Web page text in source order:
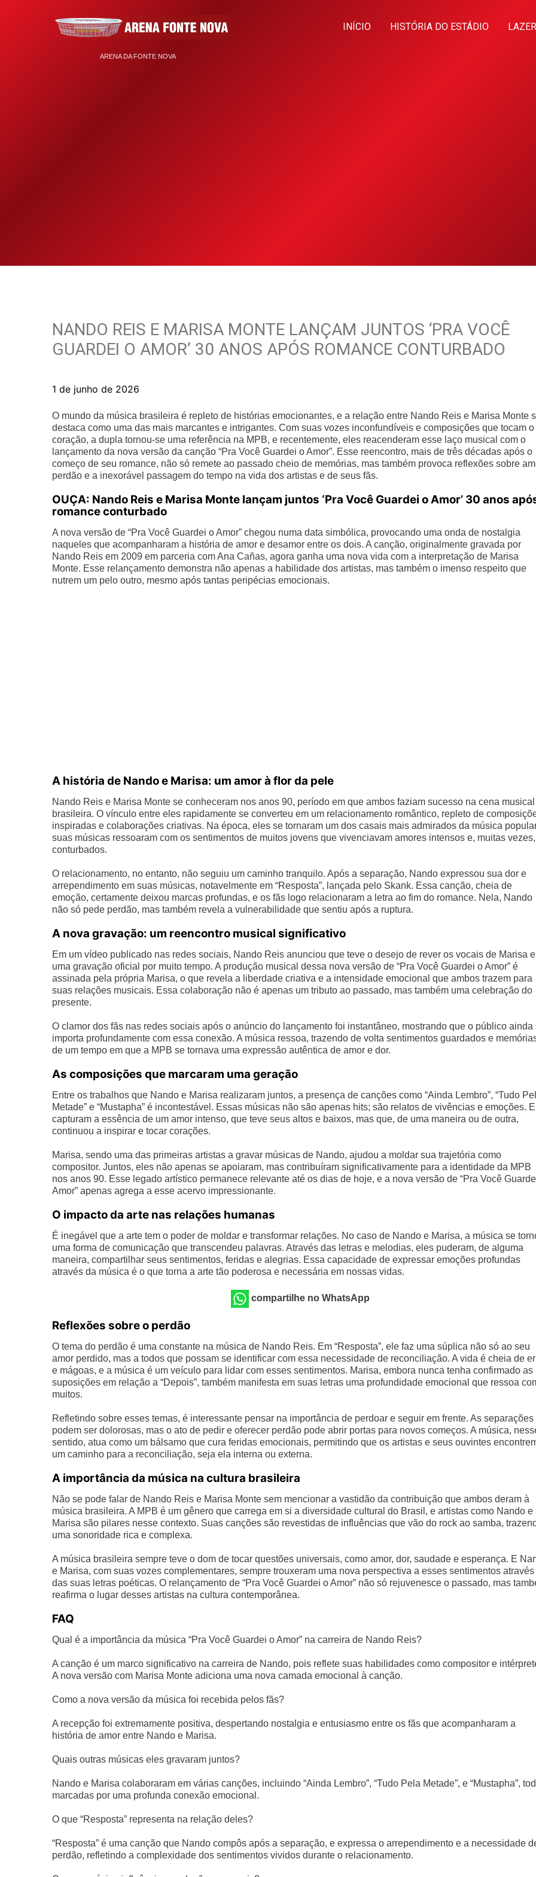
ARENA DA FONTE NOVA
INÍCIO HISTÓRIA DO ESTÁDIO
NANDO REIS E MARISA MONTE LANÇAM JUNTOS ‘PRA VOCÊ
GUARDEI O AMOR’ 30 ANOS APÓS ROMANCE CONTURBADO
1 de junho de 2026
O mundo da música brasileira é repleto de histórias emocionantes, e a relação entre Nando Reis e Marisa Monte
destaca como uma das mais marcantes e intrigantes. Com suas vozes inconfundíveis e composições que tocam o
coração, a dupla tornou-se uma referência na MPB, e recentemente, eles reacenderam esse laço musical com o
lançamento da nova versão da canção “Pra Você Guardei o Amor”. Esse reencontro, mais de três décadas após o
começo de seu romance, não só remete ao passado cheio de memórias, mas também provoca reflexões sobre
perdão e a inexorável passagem do tempo na vida dos artistas e de seus fãs.
OUÇA: Nando Reis e Marisa Monte lançam juntos ‘Pra Você Guardei o Amor’ 30 anos
romance conturbado
A nova versão de “Pra Você Guardei o Amor” chegou numa data simbólica, provocando uma onda de nostalgia
naqueles que acompanharam a história de amor e desamor entre os dois. A canção, originalmente gravada por
Nando Reis em 2009 em parceria com Ana Cañas, agora ganha uma nova vida com a interpretação de Marisa
Monte. Esse relançamento demonstra não apenas a habilidade dos artistas, mas também o imenso respeito que
nutrem um pelo outro, mesmo após tantas peripécias emocionais.
A história de Nando e Marisa: um amor à flor da pele
Nando Reis e Marisa Monte se conheceram nos anos 90, período em que ambos faziam sucesso na cena musical
brasileira. O vínculo entre eles rapidamente se converteu em um relacionamento romântico, repleto de
inspiradas e colaborações criativas. Na época, eles se tornaram um dos casais mais admirados da música
suas músicas ressoaram com os sentimentos de muitos jovens que vivenciavam amores intensos e, muitas vezes,
conturbados.
O relacionamento, no entanto, não seguiu um caminho tranquilo. Após a separação, Nando expressou sua dor e
arrependimento em suas músicas, notavelmente em “Resposta”, lançada pelo Skank. Essa canção, cheia de
emoção, certamente deixou marcas profundas, e os fãs logo relacionaram a letra ao fim do romance. Nela, Nando
não só pede perdão, mas também revela a vulnerabilidade que sentiu após a ruptura.
A nova gravação: um reencontro musical significativo
Em um vídeo publicado nas redes sociais, Nando Reis anunciou que teve o desejo de rever os vocais de Marisa
uma gravação oficial por muito tempo. A produção musical dessa nova versão de “Pra Você Guardei o Amor” é
assinada pela própria Marisa, o que revela a liberdade criativa e a intensidade emocional que ambos trazem para
suas relações musicais. Essa colaboração não é apenas um tributo ao passado, mas também uma celebração do
presente.
O clamor dos fãs nas redes sociais após o anúncio do lançamento foi instantâneo, mostrando que o público ainda
importa profundamente com essa conexão. A música ressoa, trazendo de volta sentimentos guardados e
de um tempo em que a MPB se tornava uma expressão autêntica de amor e dor.
As composições que marcaram uma geração
Entre os trabalhos que Nando e Marisa realizaram juntos, a presença de canções como “Ainda Lembro”, “Tudo
Metade” e “Mustapha” é incontestável. Essas músicas não são apenas hits; são relatos de vivências e emoções.
capturam a essência de um amor intenso, que teve seus altos e baixos, mas que, de uma maneira ou de outra,
continuou a inspirar e tocar corações.
Marisa, sendo uma das primeiras artistas a gravar músicas de Nando, ajudou a moldar sua trajetória como
compositor. Juntos, eles não apenas se apoiaram, mas contribuíram significativamente para a identidade da MPB
nos anos 90. Esse legado artístico permanece relevante até os dias de hoje, e a nova versão de “Pra Você
Amor” apenas agrega a esse acervo impressionante.
O impacto da arte nas relações humanas
É inegável que a arte tem o poder de moldar e transformar relações. No caso de Nando e Marisa, a música se
uma forma de comunicação que transcendeu palavras. Através das letras e melodias, eles puderam, de alguma
maneira, compartilhar seus sentimentos, feridas e alegrias. Essa capacidade de expressar emoções profundas
através da música é o que torna a arte tão poderosa e necessária em nossas vidas.
compartilhe no WhatsApp
Reflexões sobre o perdão
O tema do perdão é uma constante na música de Nando Reis. Em “Resposta”, ele faz uma súplica não só ao seu
amor perdido, mas a todos que possam se identificar com essa necessidade de reconciliação. A vida é cheia de
e mágoas, e a música é um veículo para lidar com esses sentimentos. Marisa, embora nunca tenha confirmado as
suposições em relação a “Depois”, também manifesta em suas letras uma profundidade emocional que ressoa
muitos.
Refletindo sobre esses temas, é interessante pensar na importância de perdoar e seguir em frente. As separações
podem ser dolorosas, mas o ato de pedir e oferecer perdão pode abrir portas para novos começos. A música,
sentido, atua como um bálsamo que cura feridas emocionais, permitindo que os artistas e seus ouvintes
um caminho para a reconciliação, seja ela interna ou externa.
A importância da música na cultura brasileira
Não se pode falar de Nando Reis e Marisa Monte sem mencionar a vastidão da contribuição que ambos deram à
música brasileira. A MPB é um gênero que carrega em si a diversidade cultural do Brasil, e artistas como Nando e
Marisa são pilares nesse contexto. Suas canções são revestidas de influências que vão do rock ao samba,
uma sonoridade rica e complexa.
A música brasileira sempre teve o dom de tocar questões universais, como amor, dor, saudade e esperança. E
e Marisa, com suas vozes complementares, sempre trouxeram uma nova perspectiva a esses sentimentos através
das suas letras poéticas. O relançamento de “Pra Você Guardei o Amor” não só rejuvenesce o passado, mas
reafirma o lugar desses artistas na cultura contemporânea.
FAQ
Qual é a importância da música “Pra Você Guardei o Amor” na carreira de Nando Reis?
A canção é um marco significativo na carreira de Nando, pois reflete suas habilidades como compositor e
A nova versão com Marisa Monte adiciona uma nova camada emocional à canção.
Como a nova versão da música foi recebida pelos fãs?
A recepção foi extremamente positiva, despertando nostalgia e entusiasmo entre os fãs que acompanharam a
história de amor entre Nando e Marisa.
Quais outras músicas eles gravaram juntos?
Nando e Marisa colaboraram em várias canções, incluindo “Ainda Lembro”, “Tudo Pela Metade”, e “Mustapha”,
marcadas por uma profunda conexão emocional.
O que “Resposta” representa na relação deles?
“Resposta” é uma canção que Nando compôs após a separação, e expressa o arrependimento e a necessidade
perdão, refletindo a complexidade dos sentimentos vividos durante o relacionamento.